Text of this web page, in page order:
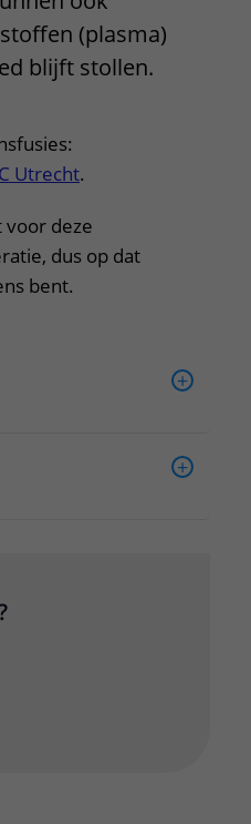
verpleegafdeling
(plasma)
blijft stollen.
Utrecht.
deze
dus op dat
bent.